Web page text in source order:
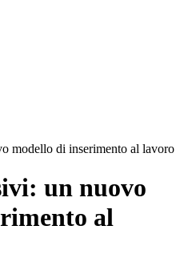
modello di inserimento al lavoro
un nuovo
al